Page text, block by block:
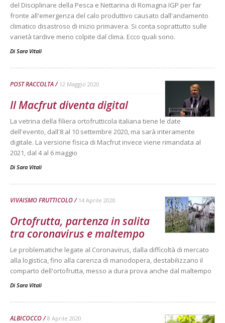
del Disciplinare della Pesca e Nettarina di Romagna IGP per far
fronte all'emergenza del calo produttivo causato dall'andamento
climatico disastroso di inizio primavera. Si conta soprattutto sulle
varietà tardive meno colpite dal clima. Ecco quali sono.
Di Sara Vitali
POST RACCOLTA 12 Maggio 2020
Il Macfrut diventa digital
La vetrina della filiera ortofrutticola italiana tiene le date
dell'evento, dall'8 al 10 settembre 2020, ma sarà interamente
digitale. La versione fisica di Macfrut invece viene rimandata al
2021, dal 4 al 6 maggio
Di Sara Vitali
VIVAISMO FRUTTICOLO 14 Aprile 2020
Ortofrutta, partenza in salita
tra coronavirus e maltempo
Le problematiche legate al Coronavirus, dalla difficoltà di mercato
alla logistica, fino alla carenza di manodopera, destabilizzano il
comparto dell'ortofrutta, messo a dura prova anche dal maltempo
Di Sara Vitali
ALBICOCCO 8 Aprile 2020